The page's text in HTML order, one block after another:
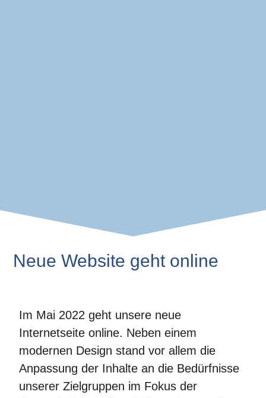
Neue Website geht online
Im Mai 2022 geht unsere neue
Internetseite online. Neben einem
modernen Design stand vor allem die
Anpassung der Inhalte an die Bedürfnisse
unserer Zielgruppen im Fokus der